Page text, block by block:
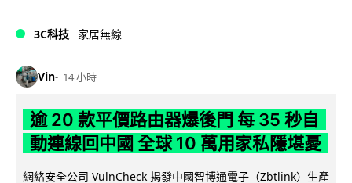
3C科技 家居無線
Vin 14 小時
逾 20 款平價路由器爆後門 每 35 秒自
動連線回中國 全球 10 萬用家私隱堪憂
網絡安全公司 VulnCheck 揭發中國智博通電子（Zbtlink）生產